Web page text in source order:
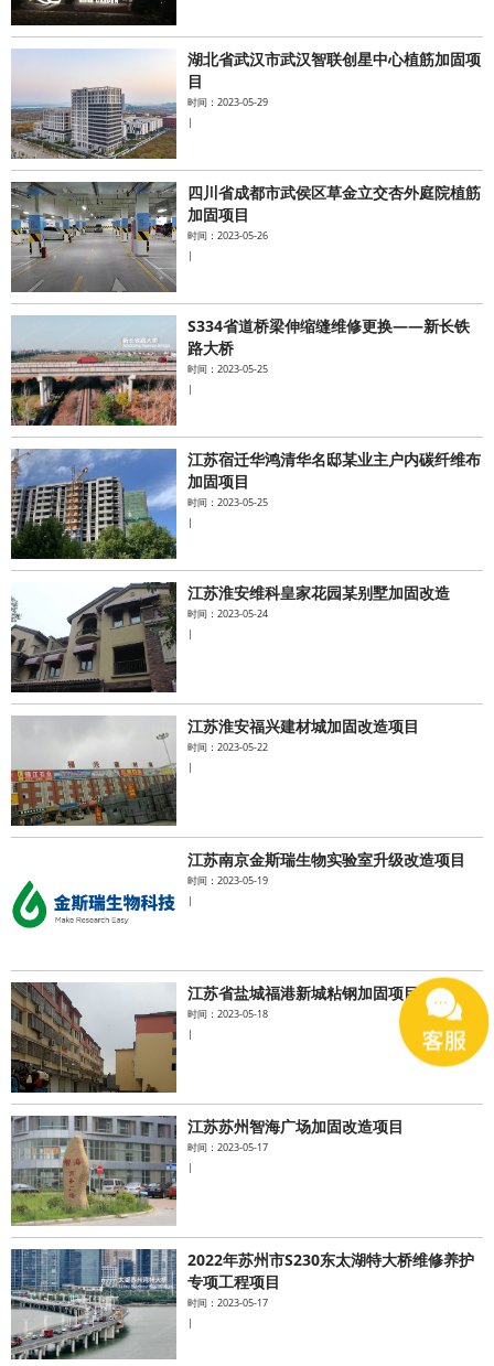
湖北省武汉市武汉智联创星中心植筋加固项
目
时间：2023-05-29
|
四川省成都市武侯区草金立交杏外庭院植筋
加固项目
时间：2023-05-26
|
S334省道桥梁伸缩缝维修更换——新长铁
路大桥
时间：2023-05-25
|
江苏宿迁华鸿清华名邸某业主户内碳纤维布
加固项目
时间：2023-05-25
|
江苏淮安维科皇家花园某别墅加固改造
时间：2023-05-24
|
江苏淮安福兴建材城加固改造项目
时间：2023-05-22
|
江苏南京金斯瑞生物实验室升级改造项目
时间：2023-05-19
|
江苏省盐城福港新城粘钢加固项目
时间：2023-05-18
|
江苏苏州智海广场加固改造项目
时间：2023-05-17
|
2022年苏州市S230东太湖特大桥维修养护
专项工程项目
时间：2023-05-17
|